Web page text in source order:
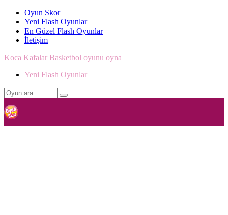
Oyun Skor
Yeni Flash Oyunlar
En Güzel Flash Oyunlar
İletişim
Koca Kafalar Basketbol oyunu oyna
Yeni Flash Oyunlar